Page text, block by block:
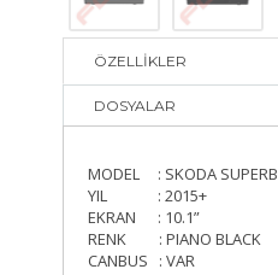
ÖZELLİKLER
DOSYALAR
MODEL : SKODA SUPERB
YIL : 2015+
EKRAN : 10.1”
RENK : PIANO BLACK
CANBUS : VAR